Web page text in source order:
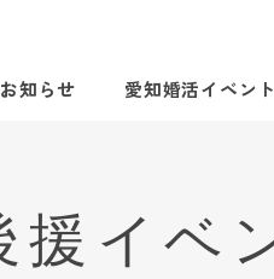
お知らせ 愛知婚活イベント